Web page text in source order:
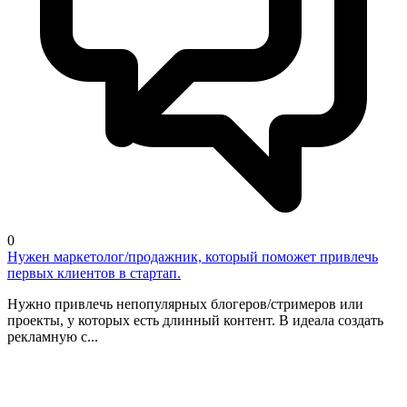
0
Нужен маркетолог/продажник, который поможет привлечь
первых клиентов в стартап.
Нужно привлечь непопулярных блогеров/стримеров или
проекты, у которых есть длинный контент. В идеала создать
рекламную с...